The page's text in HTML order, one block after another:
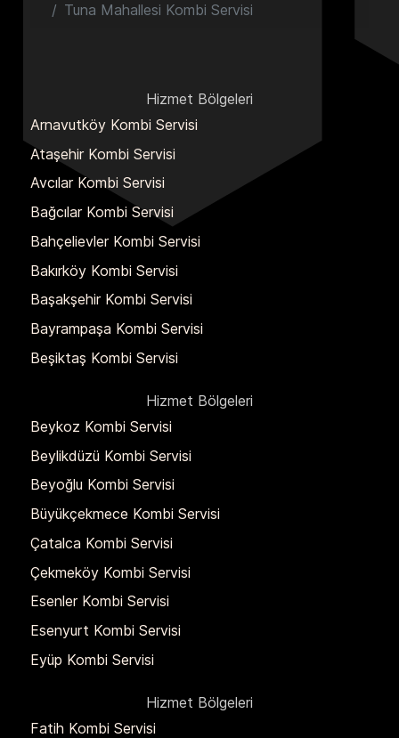
Tuna Mahallesi Kombi Servisi
Hizmet Bölgeleri
Arnavutköy Kombi Servisi
Ataşehir Kombi Servisi
Avcılar Kombi Servisi
Bağcılar Kombi Servisi
Bahçelievler Kombi Servisi
Bakırköy Kombi Servisi
Başakşehir Kombi Servisi
Bayrampaşa Kombi Servisi
Beşiktaş Kombi Servisi
Hizmet Bölgeleri
Beykoz Kombi Servisi
Beylikdüzü Kombi Servisi
Beyoğlu Kombi Servisi
Büyükçekmece Kombi Servisi
Çatalca Kombi Servisi
Çekmeköy Kombi Servisi
Esenler Kombi Servisi
Esenyurt Kombi Servisi
Eyüp Kombi Servisi
Hizmet Bölgeleri
Fatih Kombi Servisi